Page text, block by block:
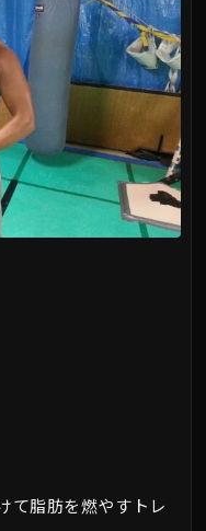
て脂肪を燃やすトレ